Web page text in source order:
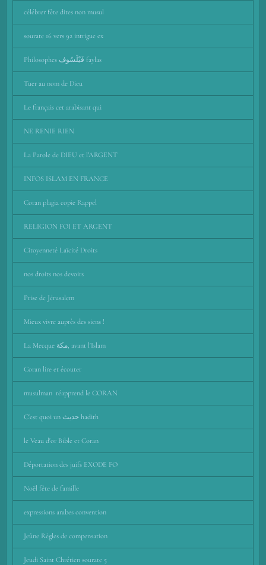
célébrer fête dites non musul
sourate 16 vers 92 intrigue ex
Philosophes فَيْلَسُوف faylas
Tuer au nom de Dieu
Le français cet arabisant qui
NE RENIE RIEN
La Parole de DIEU et l’ARGENT
INFOS ISLAM EN FRANCE
Coran plagia copie Rappel
RELIGION FOI ET ARGENT
Citoyenneté Laïcité Droits
nos droits nos devoirs
Prise de Jérusalem
Mieux vivre auprès des siens !
La Mecque مكة, avant l'Islam
Coran lire et écouter
musulman réapprend le CORAN
C'est quoi un حديث hadith
le Veau d'or Bible et Coran
Déportation des juifs EXODE FO
Noël fête de famille
expressions arabes convention
Jeûne Règles de compensation
Jeudi Saint Chrétien sourate 5